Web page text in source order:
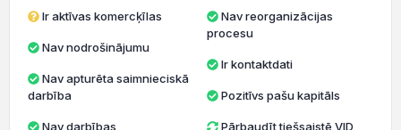
Ir aktīvas komercķīlas
Nav nodrošinājumu
darbība
Nav reorganizācijas
procesu
Ir kontaktdati
Pozitīvs pašu kapitāls
Pārbaudīt tiešsaistē VID